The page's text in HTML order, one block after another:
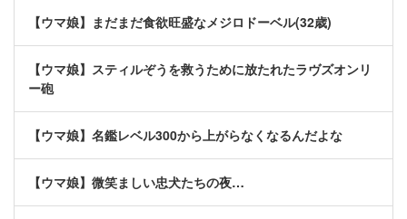
【ウマ娘】まだまだ食欲旺盛なメジロドーベル(32歳)
【ウマ娘】スティルぞうを救うために放たれたラヴズオンリ
ー砲
【ウマ娘】名鑑レベル300から上がらなくなるんだよな
【ウマ娘】微笑ましい忠犬たちの夜…